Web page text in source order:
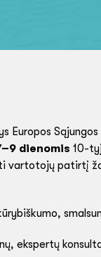
Sąjungos
dienomis 10-
vartotojų patirtį
ekspertų